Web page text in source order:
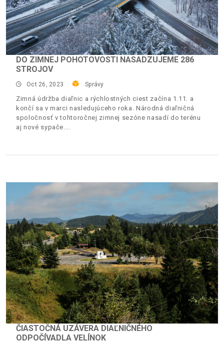
DO ZIMNEJ POHOTOVOSTI NASADZUJEME 286
STROJOV
Oct 26, 2023 Správy
Zimná údržba diaľnic a rýchlostných ciest začína 1.11. a
končí sa v marci nasledujúceho roka. Národná diaľničná
spoločnosť v tohtoročnej zimnej sezóne nasadí do terénu
aj nové sypače.
ČIASTOČNÁ UZÁVERA DIAĽNIČNÉHO
ODPOČÍVADLA VELÍNOK